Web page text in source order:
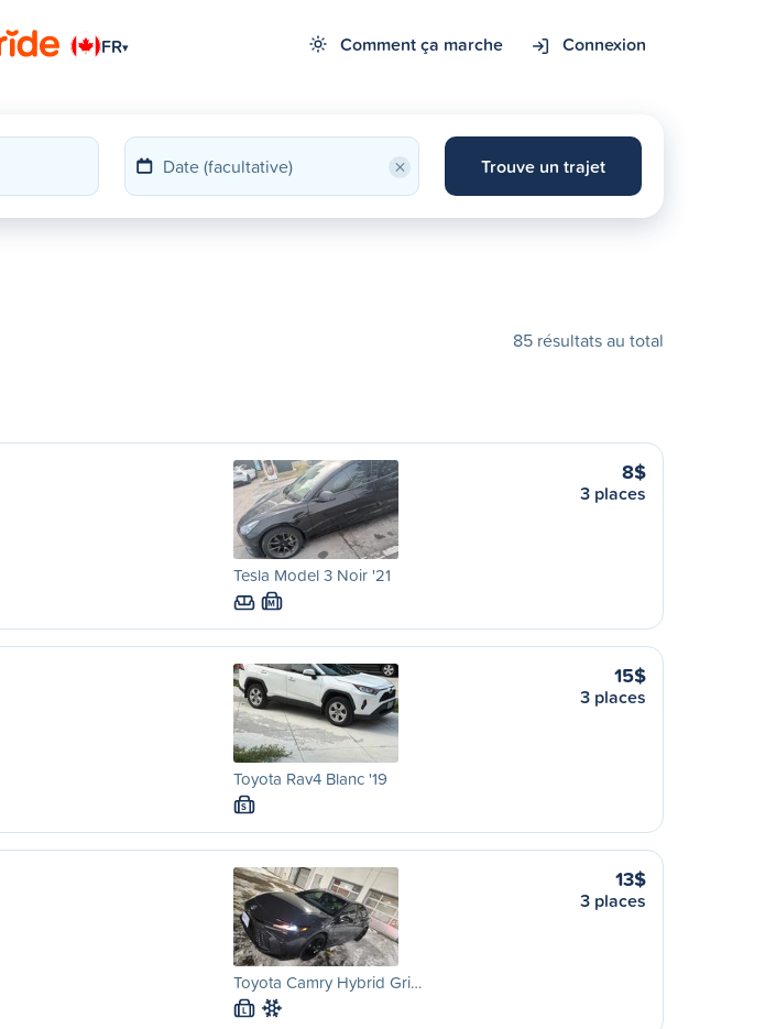
FR▾ Comment ça marche Connexion
× Trouve un trajet
85 résultats au total
Tesla Model 3 Noir '21
M
8$
3 places
Toyota Rav4 Blanc '19
S
15$
3 places
Toyota Camry Hybrid Gri…
L
13$
3 places